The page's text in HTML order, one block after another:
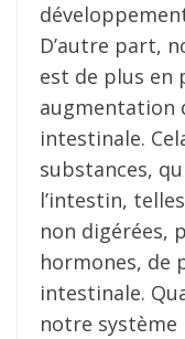
D’autre part,
est de plus en
augmentation
intestinale.
substances,
l’intestin,
non digérées,
hormones, de
intestinale.
notre